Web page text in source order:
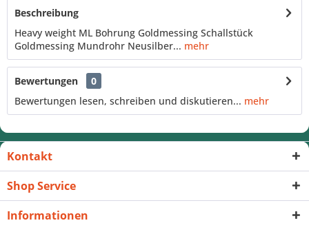
Beschreibung
Heavy weight ML Bohrung Goldmessing Schallstück
Goldmessing Mundrohr Neusilber... mehr
Bewertungen
0
Bewertungen lesen, schreiben und diskutieren... mehr
Kontakt
Shop Service
Informationen